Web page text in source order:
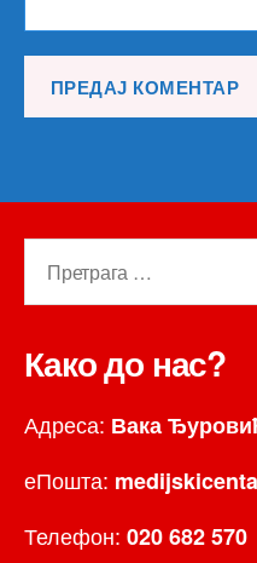
Како до нас?
Адреса: Вака
еПошта:
Телефон: 020 682 570